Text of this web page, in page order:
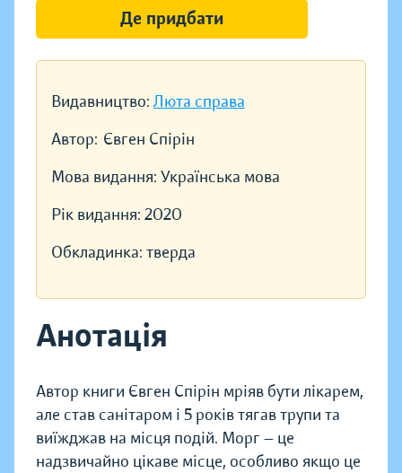
Видавництво: Люта справа
Автор: Євген Спірін
Мова видання: Українська мова
Рік видання: 2020
Обкладинка: тверда
Анотація
Автор книги Євген Спірін мріяв бути лікарем,
але став санітаром і 5 років тягав трупи та
виїжджав на місця подій. Морг — це
надзвичайно цікаве місце, особливо якщо це
Де придбати